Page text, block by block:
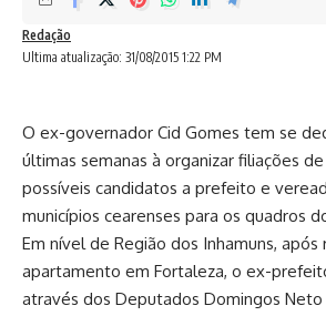
Ultima atualização: 31/08/2015 1:22 PM
Redação
O ex-governador Cid Gomes tem se
últimas semanas à organizar filiações
possíveis candidatos a prefeito e
municípios cearenses para os quadros
Em nível de Região dos Inhamuns,
apartamento em Fortaleza, o ex-
através dos Deputados Domingos Neto